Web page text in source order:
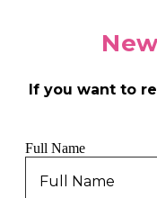
If you want to
Full Name